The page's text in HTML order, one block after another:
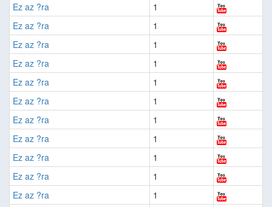
Ez az ?ra
1
Ez az ?ra
1
Ez az ?ra
1
Ez az ?ra
1
Ez az ?ra
1
Ez az ?ra
1
Ez az ?ra
1
Ez az ?ra
1
Ez az ?ra
1
Ez az ?ra
1
Ez az ?ra
1